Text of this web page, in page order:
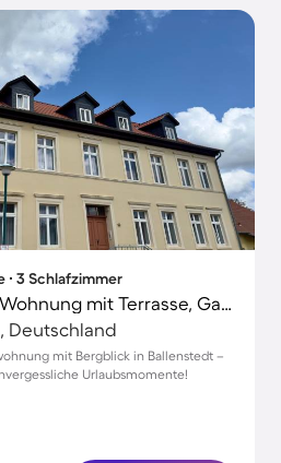
∙ 3 Schlafzimmer
Familienorientierte Wohnung mit Terrasse, Garten und Sauna | Bergblick | Haustiere erlaubt
Deutschland
mit Bergblick in Ballenstedt –
Urlaubsmomente!